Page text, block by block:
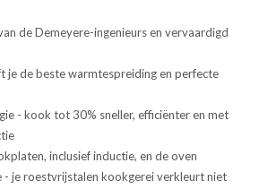
de Demeyere-ingenieurs en vervaardigd
je de beste warmtespreiding en perfecte
- kook tot 30% sneller, efficiënter en met
inclusief inductie, en de oven
je roestvrijstalen kookgerei verkleurt niet